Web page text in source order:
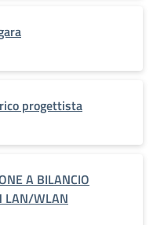
progettista
A BILANCIO
LAN/WLAN